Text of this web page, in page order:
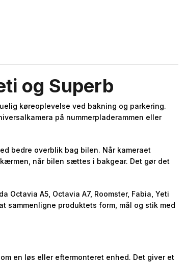
og Superb
køreoplevelse ved bakning og parkering.
på nummerpladerammen eller
bedre overblik bag bilen. Når kameraet
når bilen sættes i bakgear. Det gør det
A5, Octavia A7, Roomster, Fabia, Yeti
sammenligne produktets form, mål og stik med
en løs eller eftermonteret enhed. Det giver et